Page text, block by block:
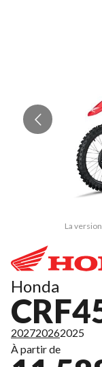
La
Honda
202720262025
À partir de